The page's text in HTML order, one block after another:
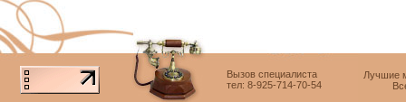
Вызов специалиста
тел: 8-925-714-70-54
Лучшие